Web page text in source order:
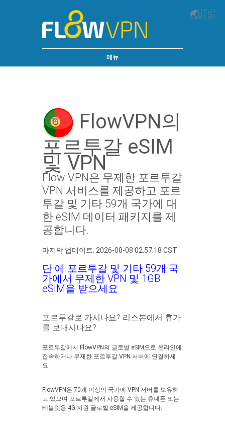
🌏🇺🇸
메뉴
FlowVPN의
포르투갈 eSIM
및 VPN
Flow VPN은 무제한 포르투갈
VPN 서비스를 제공하고 포르
투갈 및 기타 59개 국가에 대
한 eSIM 데이터 패키지를 제
공합니다.
마지막 업데이트: 2026-08-08 02:57:18 CST
단 에 포르투갈 및 기타 59개 국
가에서 무제한 VPN 및 1GB
eSIM을 받으세요
포르투갈로 가시나요? 리스본에서 휴가
를 보내시나요?
포르투갈에서 FlowVPN의 글로벌 eSIM으로 온라인에
접속하거나 무제한 포르투갈 VPN 서버에 연결하세
요.
FlowVPN은 70개 이상의 국가에 VPN 서버를 보유하
고 있으며 포르투갈에서 사용할 수 있는 휴대폰 또는
태블릿용 4G 지원 글로벌 eSIM을 제공합니다.